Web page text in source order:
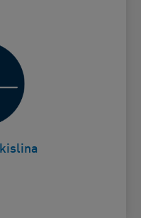
Info icon
vlažnost